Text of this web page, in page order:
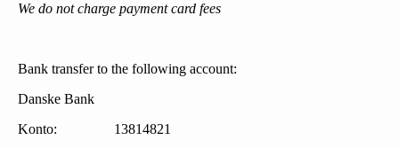
We do not charge payment card fees
Bank transfer to the following account:
Danske Bank
Konto: 13814821